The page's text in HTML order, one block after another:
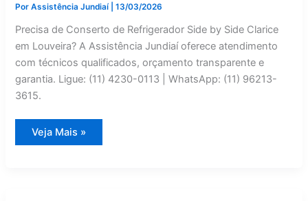
PorAssistência Jundiaí |13/03/2026
Precisa de Conserto de Refrigerador Side by Side Clarice
em Louveira? A Assistência Jundiaí oferece atendimento
com técnicos qualificados, orçamento transparente e
garantia. Ligue: (11) 4230-0113 | WhatsApp: (11) 96213-
3615.
Clarice
Refrigerador
Veja Mais »